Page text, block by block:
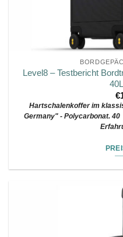
Level8 – Testbericht
€
Hartschalenkoffer im
Germany" - Polycarbonat.